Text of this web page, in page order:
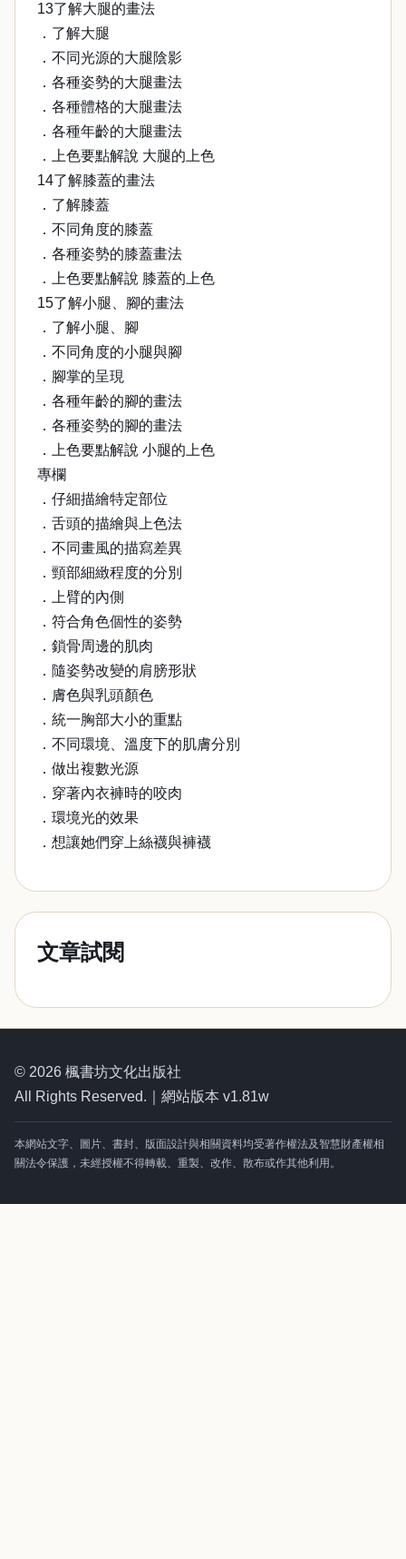
13了解大腿的畫法
．了解大腿
．不同光源的大腿陰影
．各種姿勢的大腿畫法
．各種體格的大腿畫法
．各種年齡的大腿畫法
．上色要點解說 大腿的上色
14了解膝蓋的畫法
．了解膝蓋
．不同角度的膝蓋
．各種姿勢的膝蓋畫法
．上色要點解說 膝蓋的上色
15了解小腿、腳的畫法
．了解小腿、腳
．不同角度的小腿與腳
．腳掌的呈現
．各種年齡的腳的畫法
．各種姿勢的腳的畫法
．上色要點解說 小腿的上色
專欄
．仔細描繪特定部位
．舌頭的描繪與上色法
．不同畫風的描寫差異
．頸部細緻程度的分別
．上臂的內側
．符合角色個性的姿勢
．鎖骨周邊的肌肉
．隨姿勢改變的肩膀形狀
．膚色與乳頭顏色
．統一胸部大小的重點
．不同環境、溫度下的肌膚分別
．做出複數光源
．穿著內衣褲時的咬肉
．環境光的效果
．想讓她們穿上絲襪與褲襪
文章試閱
© 2026 楓書坊文化出版社
All Rights Reserved.｜網站版本 v1.81w
本網站文字、圖片、書封、版面設計與相關資料均受著作權法及智慧財產權相
關法令保護，未經授權不得轉載、重製、改作、散布或作其他利用。